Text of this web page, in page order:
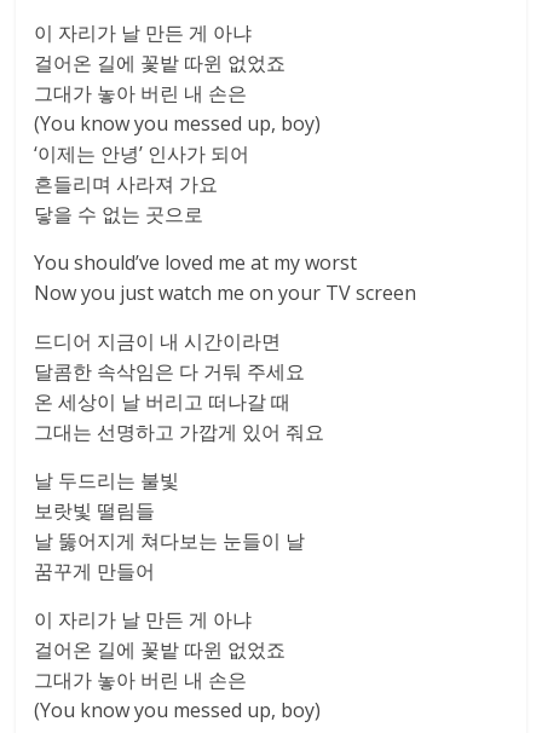
이 자리가 날 만든 게 아냐
걸어온 길에 꽃밭 따윈 없었죠
그대가 놓아 버린 내 손은
(You know you messed up, boy)
‘이제는 안녕’ 인사가 되어
흔들리며 사라져 가요
닿을 수 없는 곳으로
You should’ve loved me at my worst
Now you just watch me on your TV screen
드디어 지금이 내 시간이라면
달콤한 속삭임은 다 거둬 주세요
온 세상이 날 버리고 떠나갈 때
그대는 선명하고 가깝게 있어 줘요
날 두드리는 불빛
보랏빛 떨림들
날 뚫어지게 쳐다보는 눈들이 날
꿈꾸게 만들어
이 자리가 날 만든 게 아냐
걸어온 길에 꽃밭 따윈 없었죠
그대가 놓아 버린 내 손은
(You know you messed up, boy)